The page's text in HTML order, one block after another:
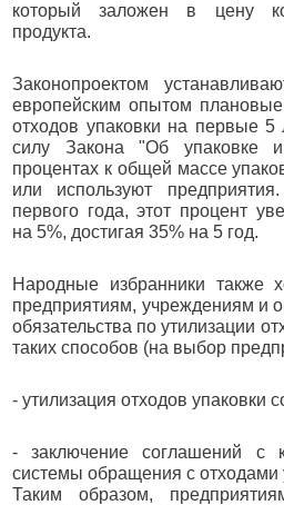
который заложен в цену
продукта.
Законопроектом
европейским опытом плановые
отходов упаковки на первые 5
силу Закона "Об упаковке
процентах к общей массе
или используют
первого года, этот процент
на 5%, достигая 35% на 5 год.
Народные избранники также
предприятиям, учреждениям и
обязательства по утилизации
таких способов (на выбор
- утилизация отходов упаковки
- заключение соглашений с
системы обращения с отходами
Таким образом,